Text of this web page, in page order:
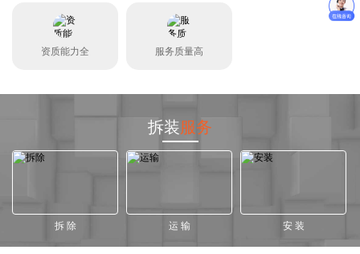
资质能力全 服务质量高
拆装服务
拆 除 运 输 安 装